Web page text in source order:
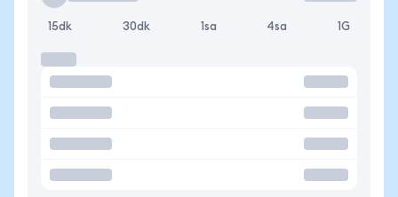
15dk 30dk 1sa 4sa 1G